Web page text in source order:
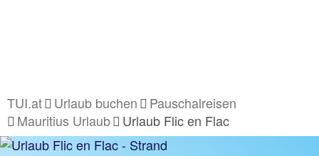
TUI.at Urlaub buchen
Pauschalreisen
Mauritius Urlaub
Urlaub Flic en Flac